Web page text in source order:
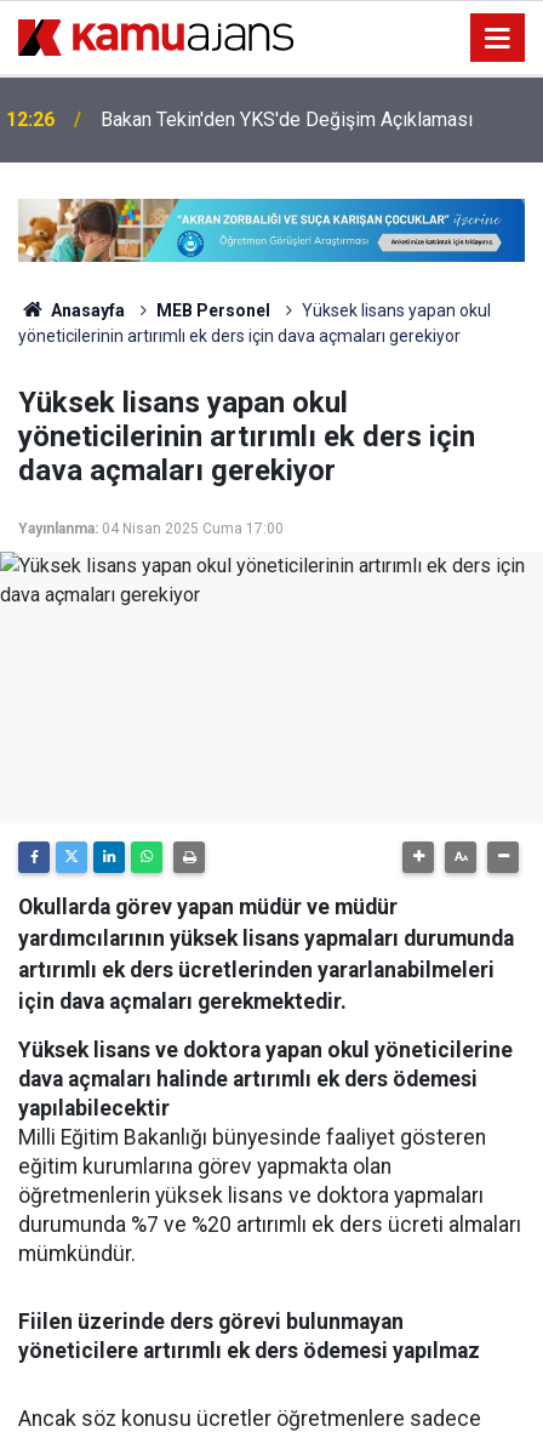
12:26 Bakan Tekin'den YKS'de Değişim Açıklaması
Anasayfa MEB Personel
Yüksek lisans yapan okul
yöneticilerinin artırımlı ek ders için dava açmaları gerekiyor
Yüksek lisans yapan okul
yöneticilerinin artırımlı ek ders için
dava açmaları gerekiyor
Yayınlanma: 04 Nisan 2025 Cuma 17:00
Okullarda görev yapan müdür ve müdür
yardımcılarının yüksek lisans yapmaları durumunda
artırımlı ek ders ücretlerinden yararlanabilmeleri
için dava açmaları gerekmektedir.
Yüksek lisans ve doktora yapan okul yöneticilerine
dava açmaları halinde artırımlı ek ders ödemesi
yapılabilecektir
Milli Eğitim Bakanlığı bünyesinde faaliyet gösteren
eğitim kurumlarına görev yapmakta olan
öğretmenlerin yüksek lisans ve doktora yapmaları
durumunda %7 ve %20 artırımlı ek ders ücreti almaları
mümkündür.
Fiilen üzerinde ders görevi bulunmayan
yöneticilere artırımlı ek ders ödemesi yapılmaz
Ancak söz konusu ücretler öğretmenlere sadece